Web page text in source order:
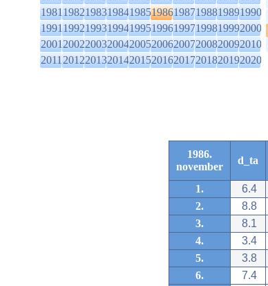
1981198219831984198519861987198819891990
1991199219931994199519961997199819992000
2001200220032004200520062007200820092010
2011201220132014201520162017201820192020
1986.
november
d_ta
1. 6.4
2.
8.8
3.
8.1
4.
3.4
5.
3.8
6.
7.4